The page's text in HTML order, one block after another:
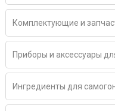
Комплектующие и
Приборы и аксессуары
Ингредиенты для